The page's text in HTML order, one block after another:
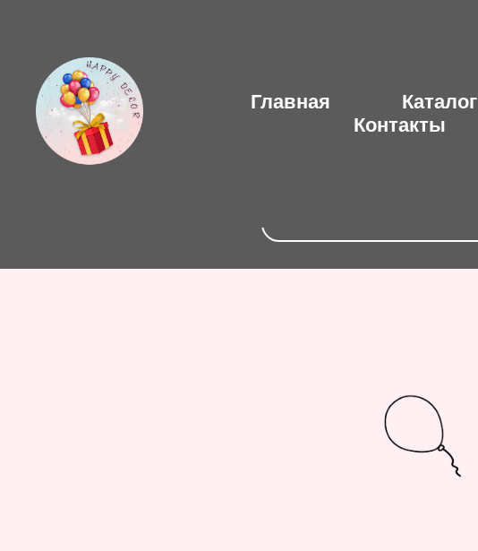
Главная Каталог
Контакты